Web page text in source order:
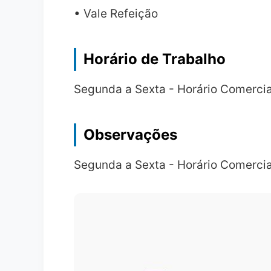
• Vale Refeição
Horário de Trabalho
Segunda a Sexta - Horário
Observações
Segunda a Sexta - Horário